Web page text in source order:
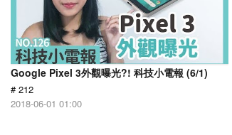
Google Pixel 3外觀曝光?! 科技小電報 (6/1)
# 212
2018-06-01 01:00